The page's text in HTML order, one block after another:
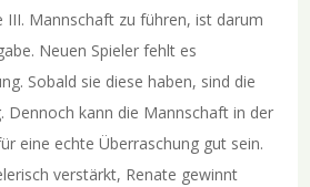
III. Mannschaft zu führen, ist darum
Neuen Spieler fehlt es
Sobald sie diese haben, sind die
Dennoch kann die Mannschaft in der
eine echte Überraschung gut sein.
verstärkt, Renate gewinnt